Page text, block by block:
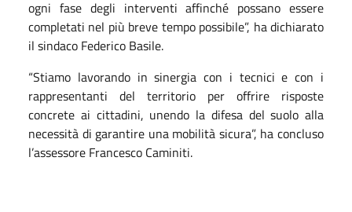
ogni fase degli interventi affinché possano essere
completati nel più breve tempo possibile”, ha dichiarato
il sindaco Federico Basile.
“Stiamo lavorando in sinergia con i tecnici e con i
rappresentanti del territorio per offrire risposte
concrete ai cittadini, unendo la difesa del suolo alla
necessità di garantire una mobilità sicura”, ha concluso
l’assessore Francesco Caminiti.